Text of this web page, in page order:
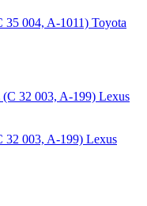
004, A-1011) Toyota
003, A-199) Lexus